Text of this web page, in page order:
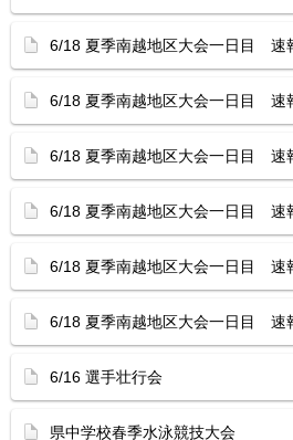
6/18 夏季南越地区大会一日目 速
6/18 夏季南越地区大会一日目
6/18 夏季南越地区大会一日目 速
6/18 夏季南越地区大会一日目 速
6/18 夏季南越地区大会一日目
6/18 夏季南越地区大会一日目 速
6/16 選手壮行会
県中学校春季水泳競技大会